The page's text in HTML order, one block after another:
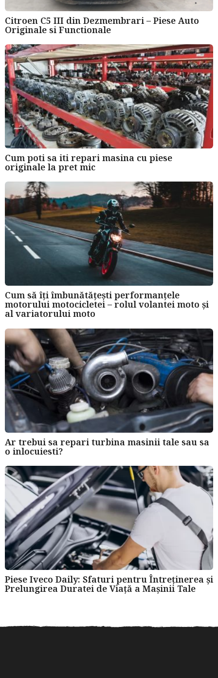
Citroen C5 III din Dezmembrari – Piese Auto
Originale si Functionale
Cum poti sa iti repari masina cu piese
originale la pret mic
Cum să îți îmbunătățești performanțele
motorului motocicletei – rolul volantei moto și
al variatorului moto
Ar trebui sa repari turbina masinii tale sau sa
o inlocuiesti?
Piese Iveco Daily: Sfaturi pentru Întreținerea și
Prelungirea Duratei de Viață a Mașinii Tale